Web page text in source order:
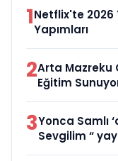
1Netflix'te 2026
Yapımları
2Arta Mazreku
Eğitim
3Yonca Samlı
Sevgilim “